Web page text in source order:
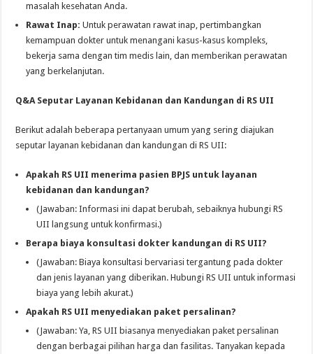
masalah kesehatan Anda.
Rawat Inap: Untuk perawatan rawat inap, pertimbangkan
kemampuan dokter untuk menangani kasus-kasus kompleks,
bekerja sama dengan tim medis lain, dan memberikan perawatan
yang berkelanjutan.
Q&A Seputar Layanan Kebidanan dan Kandungan di RS UII
Berikut adalah beberapa pertanyaan umum yang sering diajukan
seputar layanan kebidanan dan kandungan di RS UII:
Apakah RS UII menerima pasien BPJS untuk layanan
kebidanan dan kandungan?
(Jawaban: Informasi ini dapat berubah, sebaiknya hubungi RS
UII langsung untuk konfirmasi.)
Berapa biaya konsultasi dokter kandungan di RS UII?
(Jawaban: Biaya konsultasi bervariasi tergantung pada dokter
dan jenis layanan yang diberikan. Hubungi RS UII untuk informasi
biaya yang lebih akurat.)
Apakah RS UII menyediakan paket persalinan?
(Jawaban: Ya, RS UII biasanya menyediakan paket persalinan
dengan berbagai pilihan harga dan fasilitas. Tanyakan kepada